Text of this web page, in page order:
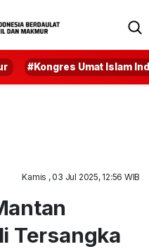
#Kongres Umat Islam
Kamis , 03 Jul 2025, 12:56 WIB
Tersangka